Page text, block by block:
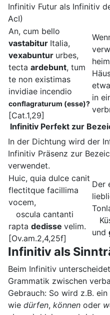
Infinitiv Futur als Infinitiv
AcI)
An, cum bello
vastabitur Italia,
vexabuntur urbes,
tecta ardebunt, tum
te non existimas
invidiae incendio
conflagraturum (esse)?
[Cat.1,29]
in
Infinitiv Perfekt zur
In der Dichtung wird der
Infinitiv Präsenz zur
verwendet.
Huic, quia dulce canit
flectitque facillima
vocem,
oscula cantanti
rapta dedisse velim.
[Ov.am.2,4,25f]
Der
und
Infinitiv als
Beim Infinitiv
Grammatik zwischen
Gebrauch: So wird z.B.
wie dürfen, können oder